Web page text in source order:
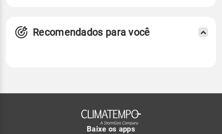
Recomendados para você
Baixe os apps